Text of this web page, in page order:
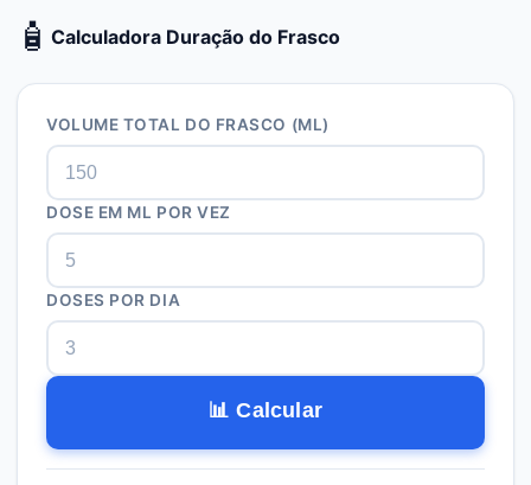
🧴 Calculadora Duração do Frasco
VOLUME TOTAL DO FRASCO (ML)
DOSE EM ML POR VEZ
DOSES POR DIA
📊 Calcular